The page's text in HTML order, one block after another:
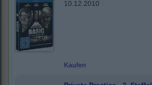
10.12.2010
Kaufen